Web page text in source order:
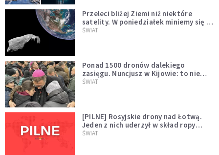
Przeleci bliżej Ziemi niż niektóre
satelity. W poniedziałek miniemy się z
asteroidą, która poprzedzi znacznie
ŚWIAT
Ponad 1500 dronów dalekiego
zasięgu. Nuncjusz w Kijowie: to nie
wygląda na wolę zakończenia wojny
ŚWIAT
[PILNE] Rosyjskie drony nad Łotwą.
Jeden z nich uderzył w skład ropy
naftowej
ŚWIAT